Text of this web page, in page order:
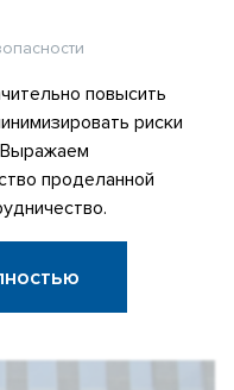
повысить
риски
проделанной